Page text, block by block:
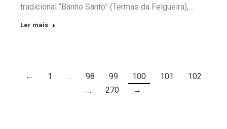
tradicional “Banho Santo” (Termas da Felgueira),…
Ler mais
← 1 … 98 99 100 101
102
…
270 →